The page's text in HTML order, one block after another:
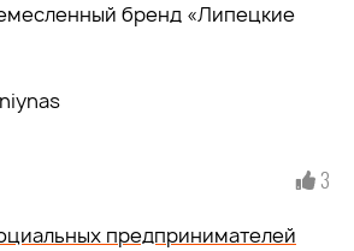
бренд «Липецкие
3
предпринимателей